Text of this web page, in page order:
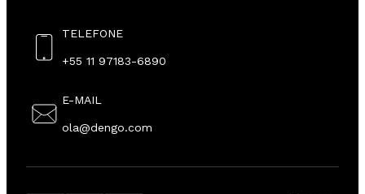
TELEFONE
+55 11 97183-6890
E-MAIL
ola@dengo.com